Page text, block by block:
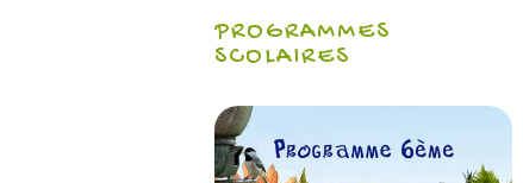
PROGRAMMES
SCOLAIRES